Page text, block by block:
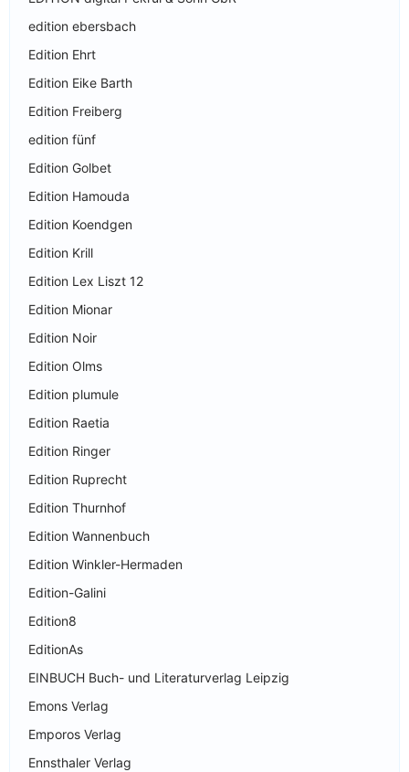
edition ebersbach
Edition Ehrt
Edition Eike Barth
Edition Freiberg
edition fünf
Edition Golbet
Edition Hamouda
Edition Koendgen
Edition Krill
Edition Lex Liszt 12
Edition Mionar
Edition Noir
Edition Olms
Edition plumule
Edition Raetia
Edition Ringer
Edition Ruprecht
Edition Thurnhof
Edition Wannenbuch
Edition Winkler-Hermaden
Edition-Galini
Edition8
EditionAs
EINBUCH Buch- und Literaturverlag Leipzig
Emons Verlag
Emporos Verlag
Ennsthaler Verlag